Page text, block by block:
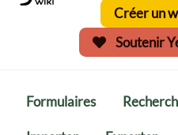
Créer un
Soutenir
Formulaires